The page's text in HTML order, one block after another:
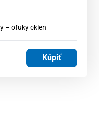
– ofuky okien
Kúpiť